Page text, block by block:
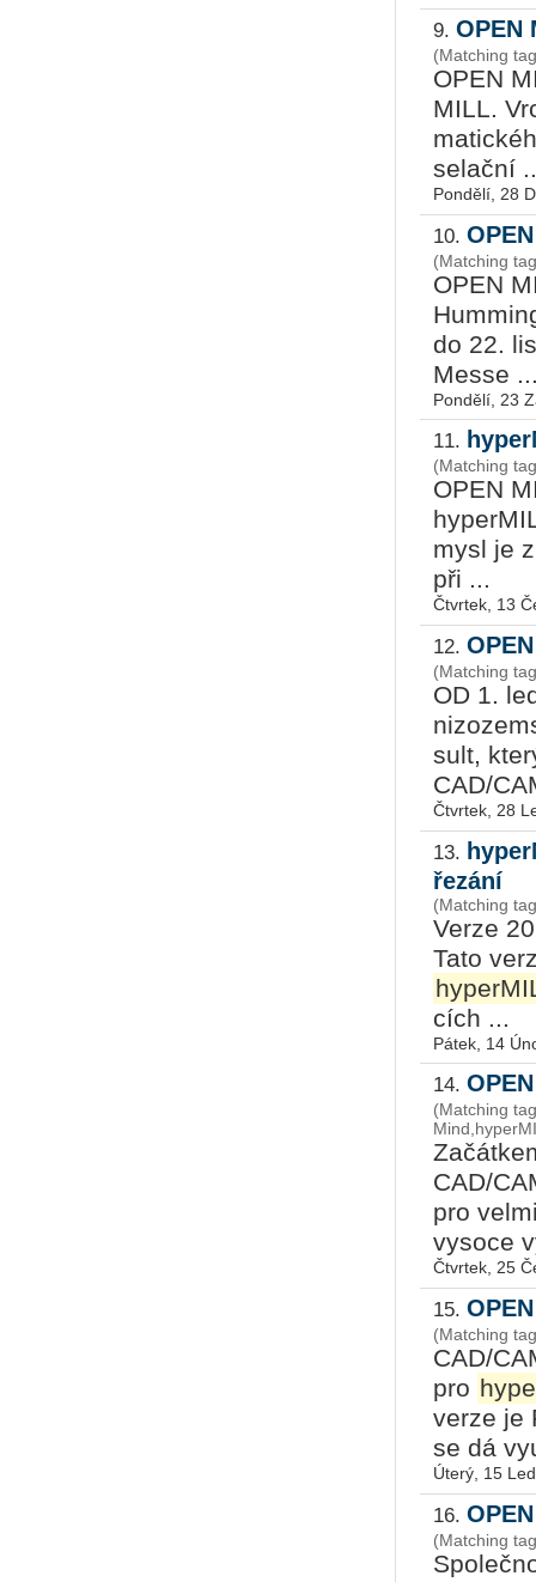
9. OPEN
(Matching
OPEN
MILL.
se­lač­ní
Pondělí, 28
10.
(Matching
OPEN
do 22.
Messe
Pondělí, 23
11.
(Matching
OPEN
my­sl je
při ...
Čtvrtek, 13
12.
(Matching
OD 1.
sult,
CAD/
Čtvrtek, 28
13.
řezání
(Matching
Verze
Tato
cích ...
Pátek, 14
14.
(Matching
CAD/
pro
vysoce
Čtvrtek, 25
15.
(Matching
CAD/
pro
verze je
se dá
Úterý, 15
16.
(Matching